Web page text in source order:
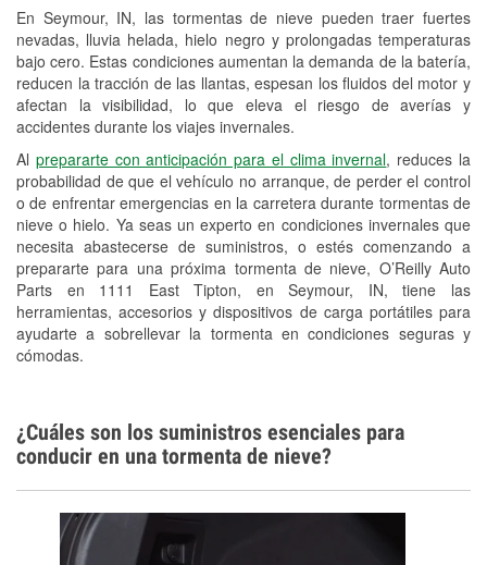
En Seymour, IN, las tormentas de nieve pueden traer fuertes
nevadas, lluvia helada, hielo negro y prolongadas temperaturas
bajo cero. Estas condiciones aumentan la demanda de la batería,
reducen la tracción de las llantas, espesan los fluidos del motor y
afectan la visibilidad, lo que eleva el riesgo de averías y
accidentes durante los viajes invernales.
Al prepararte con anticipación para el clima invernal, reduces la
probabilidad de que el vehículo no arranque, de perder el control
o de enfrentar emergencias en la carretera durante tormentas de
nieve o hielo. Ya seas un experto en condiciones invernales que
necesita abastecerse de suministros, o estés comenzando a
prepararte para una próxima tormenta de nieve, O’Reilly Auto
Parts en 1111 East Tipton, en Seymour, IN, tiene las
herramientas, accesorios y dispositivos de carga portátiles para
ayudarte a sobrellevar la tormenta en condiciones seguras y
cómodas.
Programa de Préstamo de
Herramientas
Rectificación de tambores y discos de
freno
Snowstorm Supplies
Tornado Supplies
Conoce más
¿Cuáles son los suministros esenciales para
conducir en una tormenta de nieve?